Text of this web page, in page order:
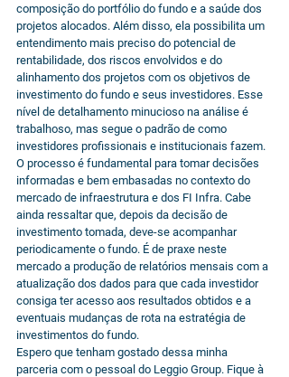
composição do portfólio do fundo e a saúde dos
projetos alocados. Além disso, ela possibilita um
entendimento mais preciso do potencial de
rentabilidade, dos riscos envolvidos e do
alinhamento dos projetos com os objetivos de
investimento do fundo e seus investidores. Esse
nível de detalhamento minucioso na análise é
trabalhoso, mas segue o padrão de como
investidores profissionais e institucionais fazem.
O processo é fundamental para tomar decisões
informadas e bem embasadas no contexto do
mercado de infraestrutura e dos FI Infra. Cabe
ainda ressaltar que, depois da decisão de
investimento tomada, deve-se acompanhar
periodicamente o fundo. É de praxe neste
mercado a produção de relatórios mensais com a
atualização dos dados para que cada investidor
consiga ter acesso aos resultados obtidos e a
eventuais mudanças de rota na estratégia de
investimentos do fundo.
Espero que tenham gostado dessa minha
parceria com o pessoal do Leggio Group. Fique à